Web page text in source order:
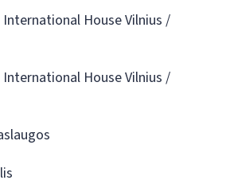
House Vilnius /
International House Vilnius /